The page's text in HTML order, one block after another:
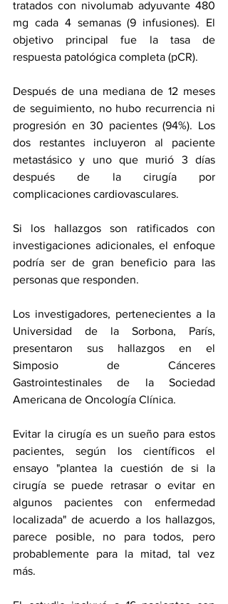
tratados con nivolumab adyuvante 480
mg cada 4 semanas (9 infusiones). El
objetivo principal fue la tasa de
respuesta patológica completa (pCR).
Después de una mediana de 12 meses
de seguimiento, no hubo recurrencia ni
progresión en 30 pacientes (94%). Los
dos restantes incluyeron al paciente
metastásico y uno que murió 3 días
después de la cirugía por
complicaciones cardiovasculares.
Si los hallazgos son ratificados con
investigaciones adicionales, el enfoque
podría ser de gran beneficio para las
personas que responden.
Los investigadores, pertenecientes a la
Universidad de la Sorbona, París,
presentaron sus hallazgos en el
Simposio de Cánceres
Gastrointestinales de la Sociedad
Americana de Oncología Clínica.
Evitar la cirugía es un sueño para estos
pacientes, según los científicos el
ensayo "plantea la cuestión de si la
cirugía se puede retrasar o evitar en
algunos pacientes con enfermedad
localizada" de acuerdo a los hallazgos,
parece posible, no para todos, pero
probablemente para la mitad, tal vez
más.